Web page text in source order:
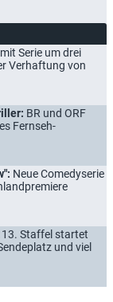
Serie um drei
Verhaftung von
BR und ORF
Fernseh-
Neue Comedyserie
13. Staffel startet
und viel